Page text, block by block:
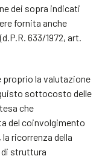
dei sopra indicati
fornita anche
633/1972, art.
proprio la valutazione
sottocosto delle
che
del coinvolgimento
ricorrenza della
struttura